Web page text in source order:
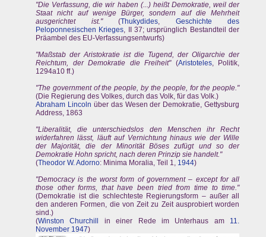
"Die Verfassung, die wir haben (...) heißt Demokratie, weil der
Staat nicht auf wenige Bürger, sondern auf die Mehrheit
ausgerichtet ist."(Thukydides, Geschichte des
Peloponnesischen Krieges, II 37; ursprünglich Bestandteil der
Präambel des EU-Verfassungsentwurfs)
"Maßstab der Aristokratie ist die Tugend, der Oligarchie der
Reichtum, der Demokratie die Freiheit"(Aristoteles, Politik,
1294a10 ff.)
"The government of the people, by the people, for the people."
(Die Regierung des Volkes, durch das Volk, für das Volk.)
Abraham Lincoln über das Wesen der Demokratie, Gettysburg
Address, 1863
"Liberalität, die unterschiedslos den Menschen ihr Recht
widerfahren lässt, läuft auf Vernichtung hinaus wie der Wille
der Majorität, die der Minorität Böses zufügt und so der
Demokratie Hohn spricht, nach deren Prinzip sie handelt."
(Theodor W. Adorno: Minima Moralia, Teil 1, 1944)
"Democracy is the worst form of government – except for all
those other forms, that have been tried from time to time."
(Demokratie ist die schlechteste Regierungsform – außer all
den anderen Formen, die von Zeit zu Zeit ausprobiert worden
sind.)
(Winston Churchill in einer Rede im Unterhaus am 11.
November 1947)